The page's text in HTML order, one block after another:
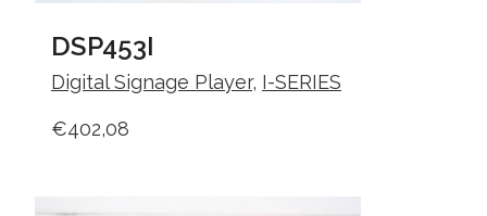
DSP453I
Digital Signage Player, I-SERIES
€402,08